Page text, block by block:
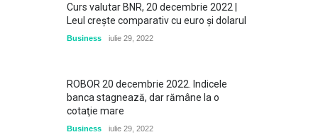
Curs valutar BNR, 20 decembrie 2022 |
Leul creşte comparativ cu euro şi dolarul
Business iulie 29, 2022
ROBOR 20 decembrie 2022. Indicele
banca stagnează, dar rămâne la o
cotaţie mare
Business iulie 29, 2022